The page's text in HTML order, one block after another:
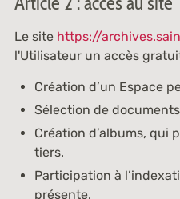
Le site https://
l'Utilisateur un accès
Création d’un Espace
Sélection de
Création d’albums, qui
tiers.
Participation à
présente.